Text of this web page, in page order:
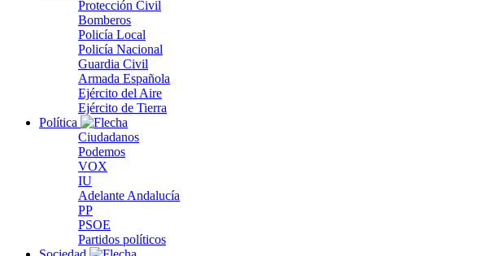
Protección Civil
Bomberos
Policía Local
Policía Nacional
Guardia Civil
Armada Española
Ejército del Aire
Ejército de Tierra
Política
Ciudadanos
Podemos
VOX
IU
Adelante Andalucía
PP
PSOE
Partidos políticos